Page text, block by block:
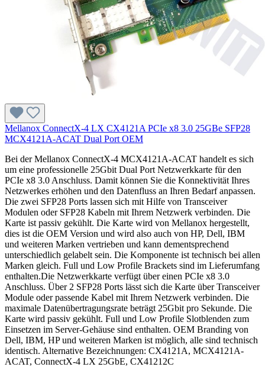
Mellanox ConnectX-4 LX CX4121A PCIe x8 3.0 25GBe SFP28
MCX4121A-ACAT Dual Port OEM
Bei der Mellanox ConnectX-4 MCX4121A-ACAT handelt es sich
um eine professionelle 25Gbit Dual Port Netzwerkkarte für den
PCIe x8 3.0 Anschluss. Damit können Sie die Konnektivität Ihres
Netzwerkes erhöhen und den Datenfluss an Ihren Bedarf anpassen.
Die zwei SFP28 Ports lassen sich mit Hilfe von Transceiver
Modulen oder SFP28 Kabeln mit Ihrem Netzwerk verbinden. Die
Karte ist passiv gekühlt. Die Karte wird von Mellanox hergestellt,
dies ist die OEM Version und wird also auch von HP, Dell, IBM
und weiteren Marken vertrieben und kann dementsprechend
unterschiedlich gelabelt sein. Die Komponente ist technisch bei allen
Marken gleich. Full und Low Profile Brackets sind im Lieferumfang
enthalten.Die Netzwerkkarte verfügt über einen PCIe x8 3.0
Anschluss. Über 2 SFP28 Ports lässt sich die Karte über Transceiver
Module oder passende Kabel mit Ihrem Netzwerk verbinden. Die
maximale Datenübertragungsrate beträgt 25Gbit pro Sekunde. Die
Karte wird passiv gekühlt. Full und Low Profile Slotblenden zum
Einsetzen im Server-Gehäuse sind enthalten. OEM Branding von
Dell, IBM, HP und weiteren Marken ist möglich, alle sind technisch
identisch. Alternative Bezeichnungen: CX4121A, MCX4121A-
ACAT, ConnectX-4 LX 25GbE, CX41212C